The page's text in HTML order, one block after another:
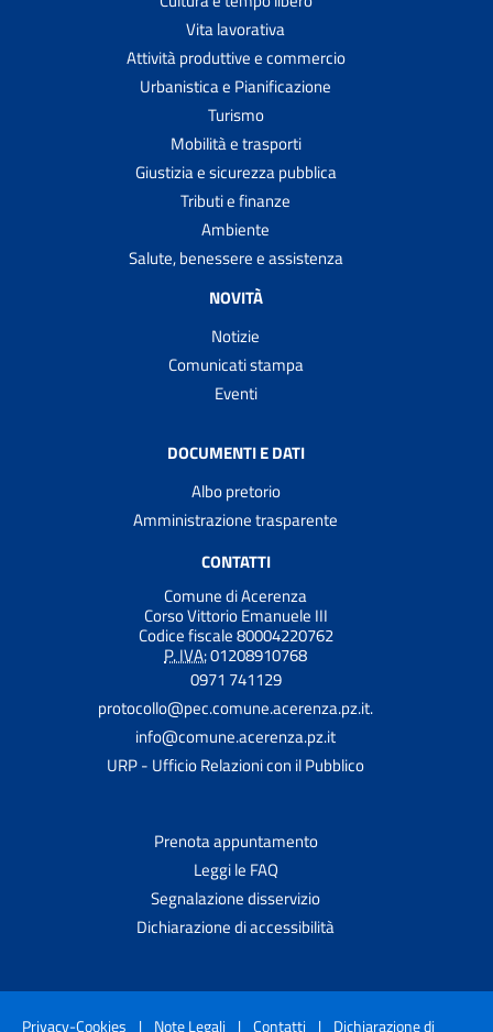
Vita lavorativa
Attività produttive e commercio
Urbanistica e Pianificazione
Turismo
Mobilità e trasporti
Giustizia e sicurezza pubblica
Tributi e finanze
Ambiente
Salute, benessere e assistenza
NOVITÀ
Notizie
Comunicati stampa
Eventi
DOCUMENTI E DATI
Albo pretorio
Amministrazione trasparente
CONTATTI
Comune di Acerenza
Corso Vittorio Emanuele III
Codice fiscale 80004220762
P. IVA:01208910768
0971 741129
protocollo@pec.comune.acerenza.pz.it.
info@comune.acerenza.pz.it
URP - Ufficio Relazioni con il Pubblico
Prenota appuntamento
Leggi le FAQ
Segnalazione disservizio
Dichiarazione di accessibilità
Privacy-Cookies | Note Legali | Contatti | Dichiarazione di